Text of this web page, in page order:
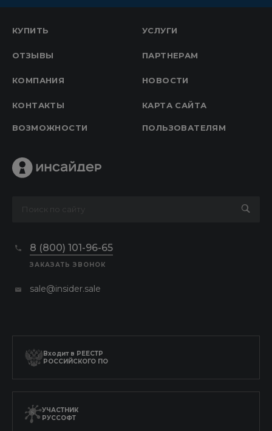
КУПИТЬ УСЛУГИ
ОТЗЫВЫ ПАРТНЕРАМ
КОМПАНИЯ НОВОСТИ
КОНТАКТЫ КАРТА САЙТА
ВОЗМОЖНОСТИ ПОЛЬЗОВАТЕЛЯМ
8 (800) 101-96-65
ЗАКАЗАТЬ ЗВОНОК
sale@insider.sale
Входит в РЕЕСТР
РОССИЙСКОГО ПО
УЧАСТНИК
РУССОФТ